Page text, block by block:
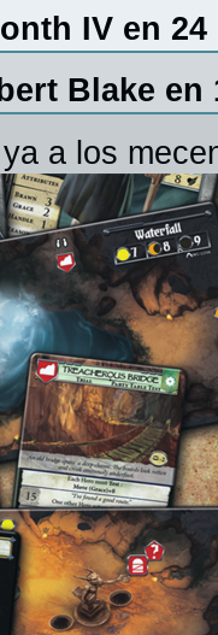
IV en 24
Blake en
a los